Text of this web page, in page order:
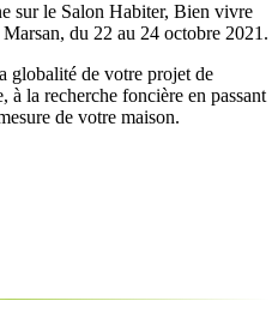
sur le Salon Habiter, Bien vivre
du 22 au 24 octobre 2021.
globalité de votre projet de
la recherche foncière en passant
de votre maison.